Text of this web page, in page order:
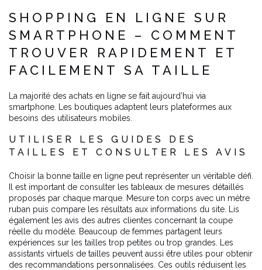
SHOPPING EN LIGNE SUR
SMARTPHONE – COMMENT
TROUVER RAPIDEMENT ET
FACILEMENT SA TAILLE
La majorité des achats en ligne se fait aujourd’hui via
smartphone. Les boutiques adaptent leurs plateformes aux
besoins des utilisateurs mobiles.
UTILISER LES GUIDES DES
TAILLES ET CONSULTER LES AVIS
Choisir la bonne taille en ligne peut représenter un véritable défi.
Il est important de consulter les tableaux de mesures détaillés
proposés par chaque marque. Mesure ton corps avec un mètre
ruban puis compare les résultats aux informations du site. Lis
également les avis des autres clientes concernant la coupe
réelle du modèle. Beaucoup de femmes partagent leurs
expériences sur les tailles trop petites ou trop grandes. Les
assistants virtuels de tailles peuvent aussi être utiles pour obtenir
des recommandations personnalisées. Ces outils réduisent les